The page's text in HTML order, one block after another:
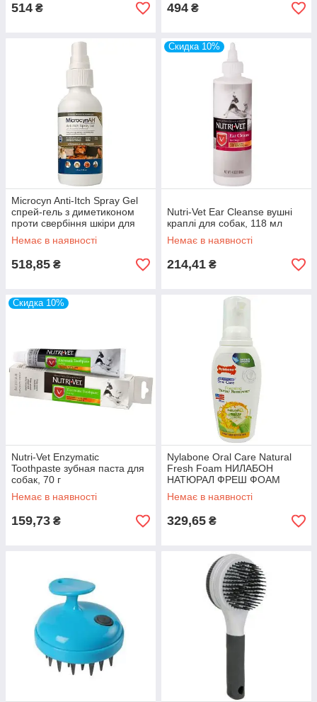
514 ₴ 494 ₴
Microcyn Anti-Itch Spray Gel
спрей-гель з диметиконом
проти свербіння шкіри для
всіх видів тварин
Немає в наявності
518,85 ₴
Скидка 10%
Nutri-Vet Ear Cleanse вушні
краплі для собак, 118 мл
Немає в наявності
214,41 ₴
Скидка 10%
Nutri-Vet Enzymatic
Toothpaste зубная паста для
собак, 70 г
Немає в наявності
159,73 ₴
Nylabone Oral Care Natural
Fresh Foam НИЛАБОН
НАТЮРАЛ ФРЕШ ФОАМ
пінка від запаху з пащі у
собак 89 мл
Немає в наявності
329,65 ₴